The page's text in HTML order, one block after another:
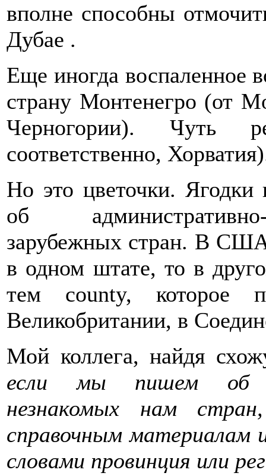
вполне способны
Дубае .
Еще иногда воспаленное
страну Монтенегро (от
Черногории). Чуть
соответственно,
Но это цветочки. Ягодки
об
зарубежных стран. В
в одном штате, то в
тем county, которое
Великобритании, в
Мой коллега, найдя
если мы пишем об
незнакомых нам
справочным материалам
словами провинция или